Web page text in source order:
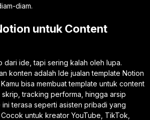
diam.
untuk Content
dari ide, tapi sering kalah oleh lupa.
konten adalah Ide jualan template Notion
bisa membuat template untuk content
tracking performa, hingga arsip
terasa seperti asisten pribadi yang
untuk kreator YouTube, TikTok,